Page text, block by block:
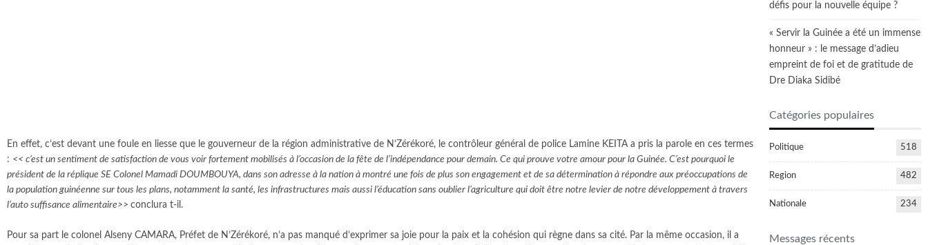
En effet, c’est devant une foule en liesse que le gouverneur de la région administrative de N’Zérékoré, le contrôleur général de police Lamine KEITA a pris la parole en ces termes
: << c’est un sentiment de satisfaction de vous voir fortement mobilisés à l’occasion de la fête de l’indépendance pour demain. Ce qui prouve votre amour pour la Guinée. C’est pourquoi le
président de la réplique SE Colonel Mamadi DOUMBOUYA, dans son adresse à la nation à montré une fois de plus son engagement et de sa détermination à répondre aux préoccupations de
la population guinéenne sur tous les plans, notamment la santé, les infrastructures mais aussi l’éducation sans oublier l’agriculture qui doit être notre levier de notre développement à travers
l’auto suffisance alimentaire>> conclura t-il.
Pour sa part le colonel Alseny CAMARA, Préfet de N’Zérékoré, n’a pas manqué d’exprimer sa joie pour la paix et la cohésion qui règne dans sa cité. Par la même occasion, il a
défis pour la nouvelle équipe ?
« Servir la Guinée a été un immense
honneur » : le message d’adieu
empreint de foi et de gratitude de
Dre Diaka Sidibé
Catégories populaires
Politique 518
Region 482
Nationale 234
Messages récents